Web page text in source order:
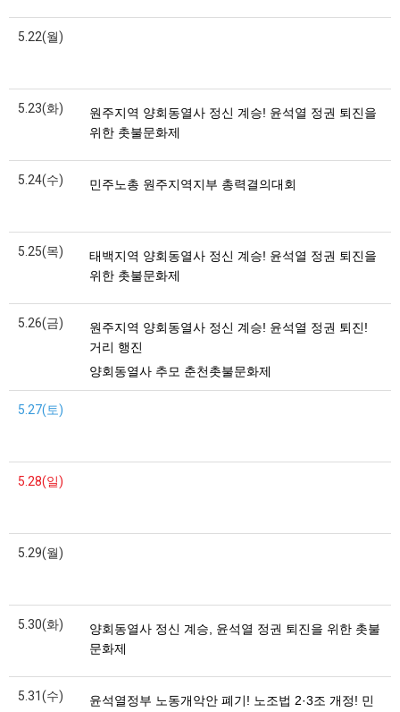
5.22(월)
5.23(화)
원주지역 양회동열사 정신 계승! 윤석열 정권 퇴진을
위한 촛불문화제
5.24(수) 민주노총 원주지역지부 총력결의대회
5.25(목)
태백지역 양회동열사 정신 계승! 윤석열 정권 퇴진을
위한 촛불문화제
5.26(금)
원주지역 양회동열사 정신 계승! 윤석열 정권 퇴진!
거리 행진
양회동열사 추모 춘천촛불문화제
5.27(토)
5.28(일)
5.29(월)
5.30(화)
양회동열사 정신 계승, 윤석열 정권 퇴진을 위한 촛불
문화제
5.31(수)
윤석열정부 노동개악안 폐기! 노조법 2·3조 개정! 민